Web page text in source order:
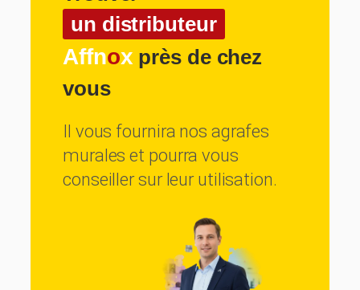
un distributeur
Affnox près de chez
vous
Il vous fournira nos agrafes
murales et pourra vous
conseiller sur leur utilisation.